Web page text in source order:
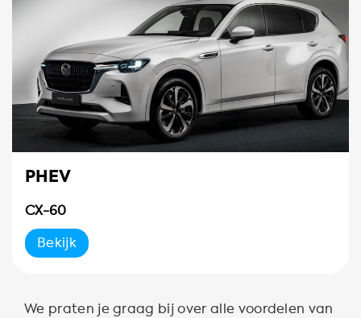
PHEV
CX-60
Bekijk
We praten je graag bij over alle voordelen van